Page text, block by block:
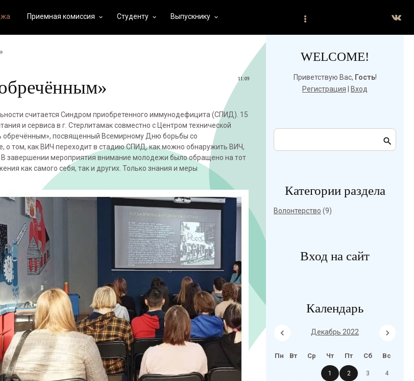
Приемная комиссия keyboard_arrow_down Студенту keyboard_arrow_down Выпускнику keyboard_arrow_down
11:09
считается Синдром приобретенного иммунодефицита (СПИД). 15
и сервиса в г. Стерлитамак совместно с Центром технической
посвященный Всемирному Дню борьбы со
том, как ВИЧ переходит в стадию СПИД, как можно обнаружить ВИЧ,
завершении мероприятия внимание молодежи было обращено на тот
как самого себя, так и других. Только знания и меры
WELCOME!
Приветствую Вас, Гость!
Регистрация
Вход
Категории раздела
Волонтерство (9)
Вход на сайт
Календарь
Декабрь 2022
Пн Вт Ср Чт Пт Сб Вс
1 2 3 4